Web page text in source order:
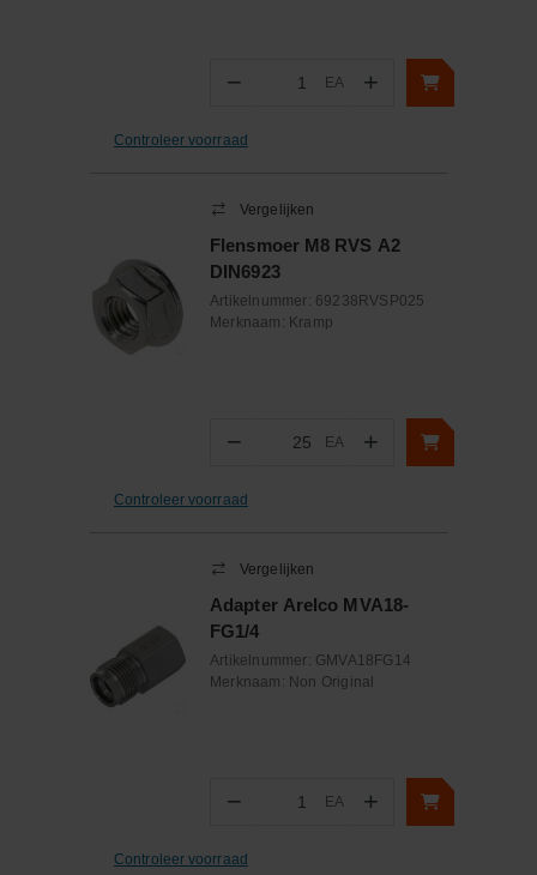
− Aantal
EA +
Controleer voorraad
Vergelijken
Flensmoer M8 RVS A2
DIN6923
Artikelnummer: 69238RVSP025
Merknaam: Kramp
− Aantal
EA +
Controleer voorraad
Vergelijken
Adapter Arelco MVA18-
FG1/4
Artikelnummer: GMVA18FG14
Merknaam: Non Original
− Aantal
EA +
Controleer voorraad